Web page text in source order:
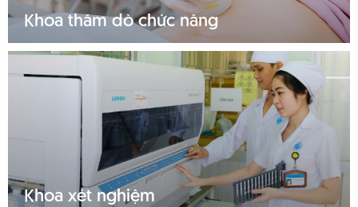
Khoa thăm dò chức năng
Tìm hiểu thêm
Khoa xét nghiệm